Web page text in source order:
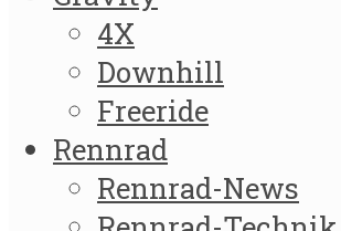
4X
Downhill
Freeride
Rennrad
Rennrad-News